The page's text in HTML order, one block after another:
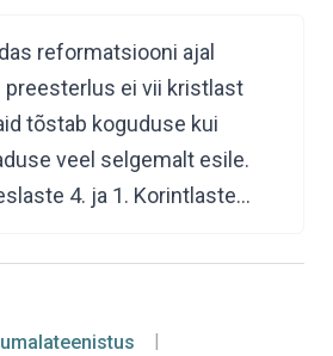
reformatsiooni ajal
preesterlus ei vii kristlast
tõstab koguduse kui
veel selgemalt esile.
4. ja 1. Korintlaste…